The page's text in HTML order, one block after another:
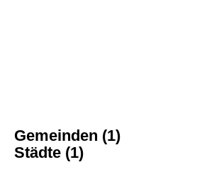
Gemeinden (1)
Städte (1)